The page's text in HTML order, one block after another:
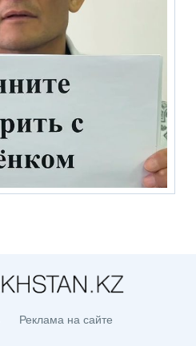
Реклама на сайте